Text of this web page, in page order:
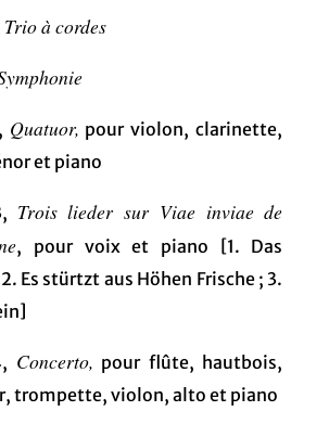
Trio à cordes
Quatuor, pour violon, clarinette,
et piano
Trois lieder sur Viae inviae de
, pour voix et piano [1. Das
Es stürtzt aus Höhen Frische ; 3.
Concerto, pour flûte, hautbois,
trompette, violon, alto et piano